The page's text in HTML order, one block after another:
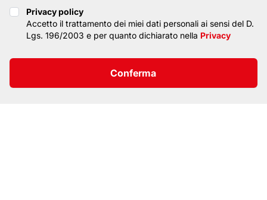
Privacy policy
Privacy policy
Accetto il trattamento dei miei dati personali ai sensi del D.
Lgs. 196/2003 e per quanto dichiarato nella Privacy
Conferma